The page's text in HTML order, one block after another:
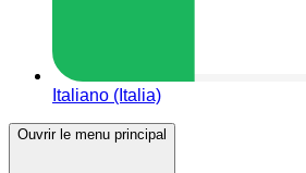
Italiano (Italia)
Ouvrir le menu principal